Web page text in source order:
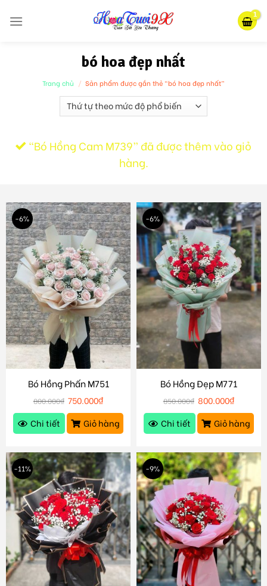
bó hoa đẹp nhất
Trang chủ / Sản phẩm được gắn thẻ “bó hoa đẹp nhất”
“Bó Hồng Cam M739” đã được thêm vào giỏ
hàng.
-6%
Bó Hồng Phấn M751
800.000₫ 750.000₫
Chi tiết
Giỏ hàng
-6%
Bó Hồng Đẹp M771
850.000₫ 800.000₫
Chi tiết
Giỏ hàng
-11% -9%